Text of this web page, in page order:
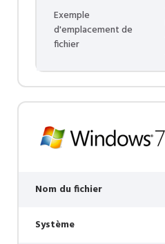
Exemple
d'emplacement de
fichier
Nom du fichier
Système